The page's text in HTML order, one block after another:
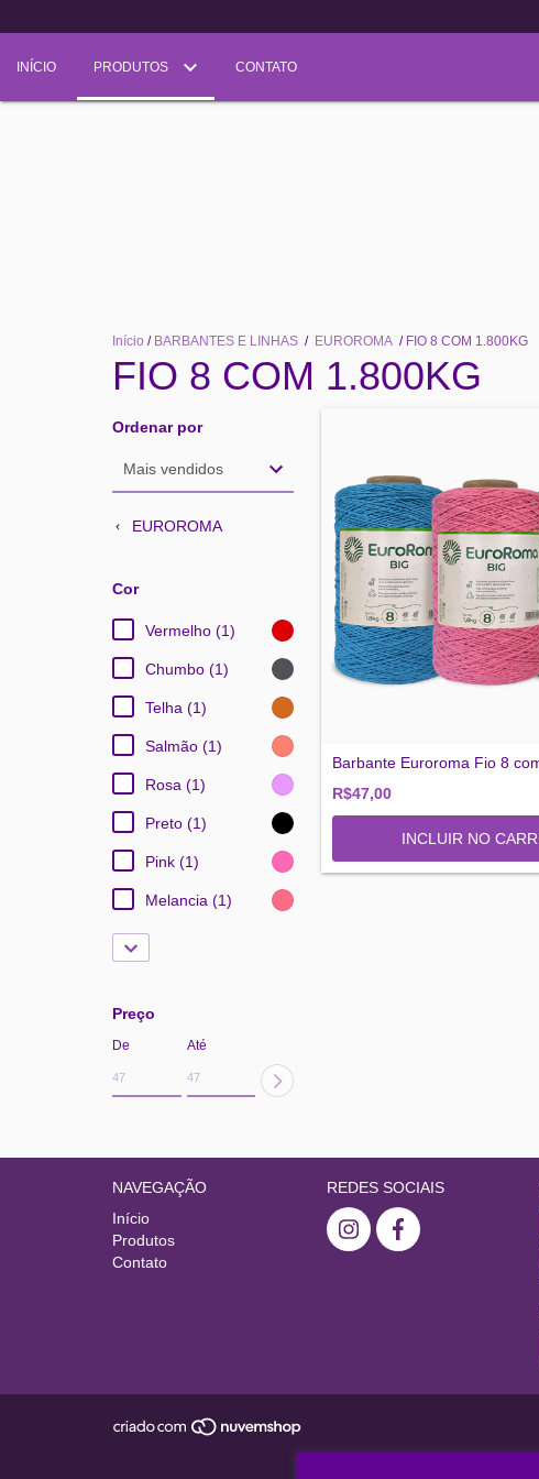
INÍCIO PRODUTOS CONTATO
Início / BARBANTES E LINHAS / EUROROMA / FIO 8 COM 1.800KG
FIO 8 COM 1.800KG
Ordenar por
EUROROMA
Cor
Vermelho (1)
Chumbo (1)
Telha (1)
Salmão (1)
Rosa (1)
Preto (1)
Pink (1)
Melancia (1)
Preço
De Até
Barbante Euroroma Fio 8
R$47,00
INCLUIR NO
NAVEGAÇÃO
Início
Produtos
Contato
REDES SOCIAIS